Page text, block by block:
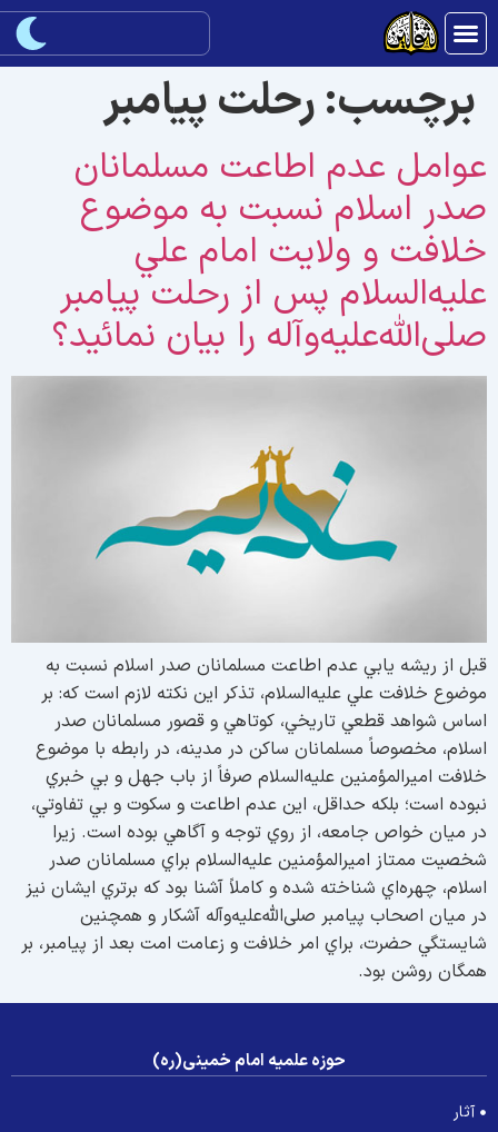
برچسب:رحلت پيامبر
عدم اطاعت مسلمانان
اسلام نسبت به موضوع
و ولايت امام علي
پس از رحلت پيامبر
را بيان نمائيد؟
از ريشه يابي عدم اطاعت مسلمانان صدر اسلام نسبت به
خلافت علي علیه‌السلام، تذكر اين نكته لازم است كه: بر
شواهد قطعي تاريخي، كوتاهي و قصور مسلمانان صدر
مخصوصاً مسلمانان ساكن در مدينه، در رابطه با موضوع
امیرالمؤمنین علیه‌السلام صرفاً از باب جهل و بي خبري
است؛ بلكه حداقل، اين عدم اطاعت و سكوت و بي تفاوتي،
ميان خواص جامعه، از روي توجه و آگاهي بوده است. زيرا
ممتاز امیرالمؤمنین علیه‌السلام براي مسلمانان صدر
چهره‌اي شناخته شده و كاملاً آشنا بود که برتري ایشان نیز
ميان اصحاب پيامبر صلی‌الله‌علیه‌وآله آشکار و همچنین
حضرت، براي امر خلافت و زعامت امت بعد از پيامبر، بر
روشن بود.
حوزه علمیه امام خمینی(ره)
آثار